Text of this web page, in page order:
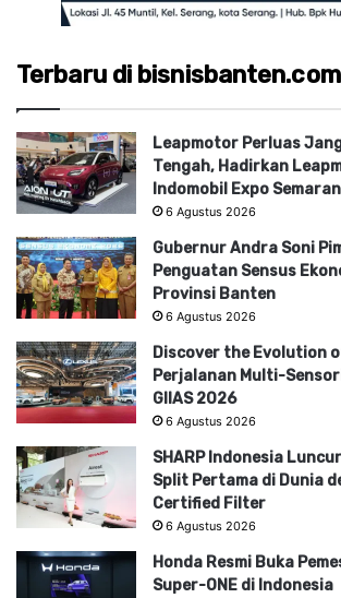
Terbaru di bisnisbanten.com
Leapmotor Perluas
Tengah, Hadirkan
Indomobil Expo
6 Agustus 2026
Gubernur Andra Soni
Penguatan Sensus
Provinsi Banten
6 Agustus 2026
Discover the Evolution
Perjalanan Multi-
GIIAS 2026
6 Agustus 2026
SHARP Indonesia
Split Pertama di Dunia
Certified Filter
6 Agustus 2026
Honda Resmi Buka
Super-ONE di Indonesia